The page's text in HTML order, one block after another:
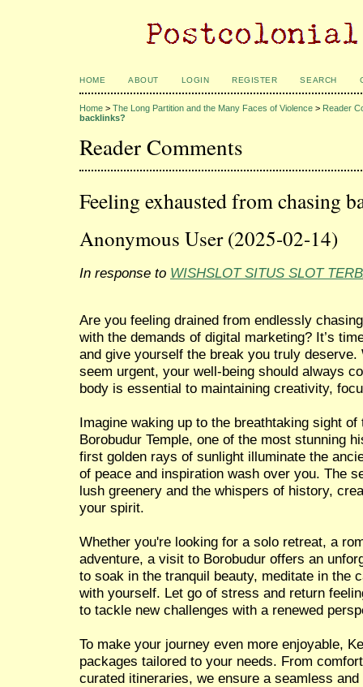
HOME ABOUT LOGIN REGISTER SEARCH
Home > The Long Partition and the Many Faces of Violence > Reader
backlinks?
Reader Comments
Feeling exhausted from chasing
Anonymous User (2025-02-14)
In response to WISHSLOT SITUS SLOT
Are you feeling drained from endlessly
with the demands of digital marketing? It’s
and give yourself the break you truly
seem urgent, your well-being should always
body is essential to maintaining creativity,
Imagine waking up to the breathtaking sight
Borobudur Temple, one of the most stunning
first golden rays of sunlight illuminate the
of peace and inspiration wash over you. The
lush greenery and the whispers of history,
your spirit.
Whether you're looking for a solo retreat, a
adventure, a visit to Borobudur offers an
to soak in the tranquil beauty, meditate in the
with yourself. Let go of stress and return
to tackle new challenges with a renewed
To make your journey even more enjoyable,
packages tailored to your needs. From
curated itineraries, we ensure a seamless